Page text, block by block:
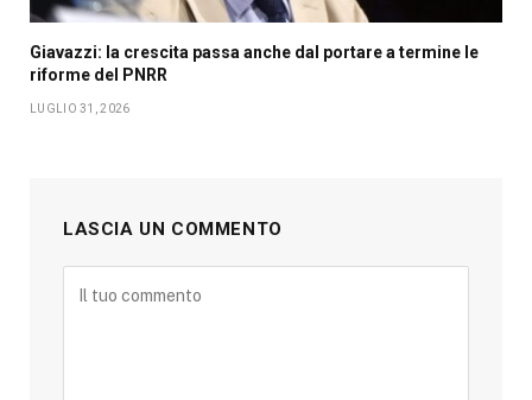
Giavazzi: la crescita passa anche dal portare a termine le
riforme del PNRR
LUGLIO 31, 2026
LASCIA UN COMMENTO